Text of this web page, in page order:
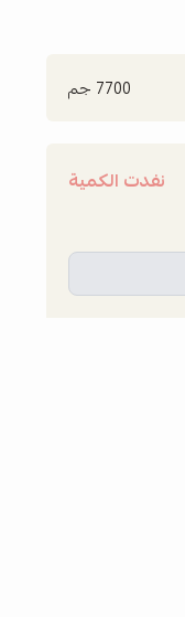
7700 جم
نفدت الكمية